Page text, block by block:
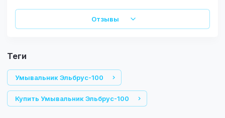
Отзывы
теги
Умывальник Эльбрус-100
Купить Умывальник Эльбрус-100